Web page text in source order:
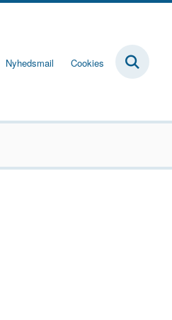
Nyhedsmail Cookies